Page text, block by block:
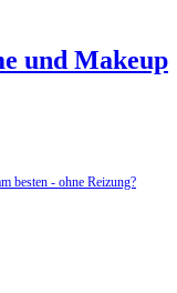
und Makeup